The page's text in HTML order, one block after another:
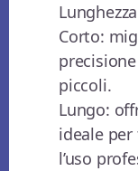
Corto:
piccoli.
Lungo:
ideale
l’uso